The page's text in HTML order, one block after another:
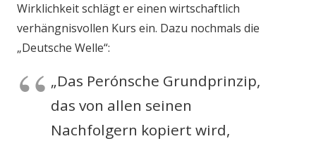
Wirklichkeit schlägt er einen wirtschaftlich
verhängnisvollen Kurs ein. Dazu nochmals die
„Deutsche Welle“:
„Das Perónsche Grundprinzip,
das von allen seinen
Nachfolgern kopiert wird,